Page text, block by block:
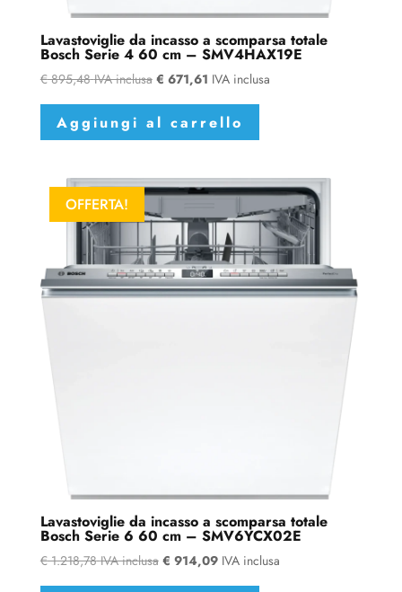
Lavastoviglie da incasso a scomparsa totale
Bosch Serie 4 60 cm – SMV4HAX19E
€895,48 IVA inclusa € 671,61 IVA inclusa
Aggiungi al carrello
OFFERTA!
Lavastoviglie da incasso a scomparsa totale
Bosch Serie 6 60 cm – SMV6YCX02E
€1.218,78 IVA inclusa € 914,09 IVA inclusa